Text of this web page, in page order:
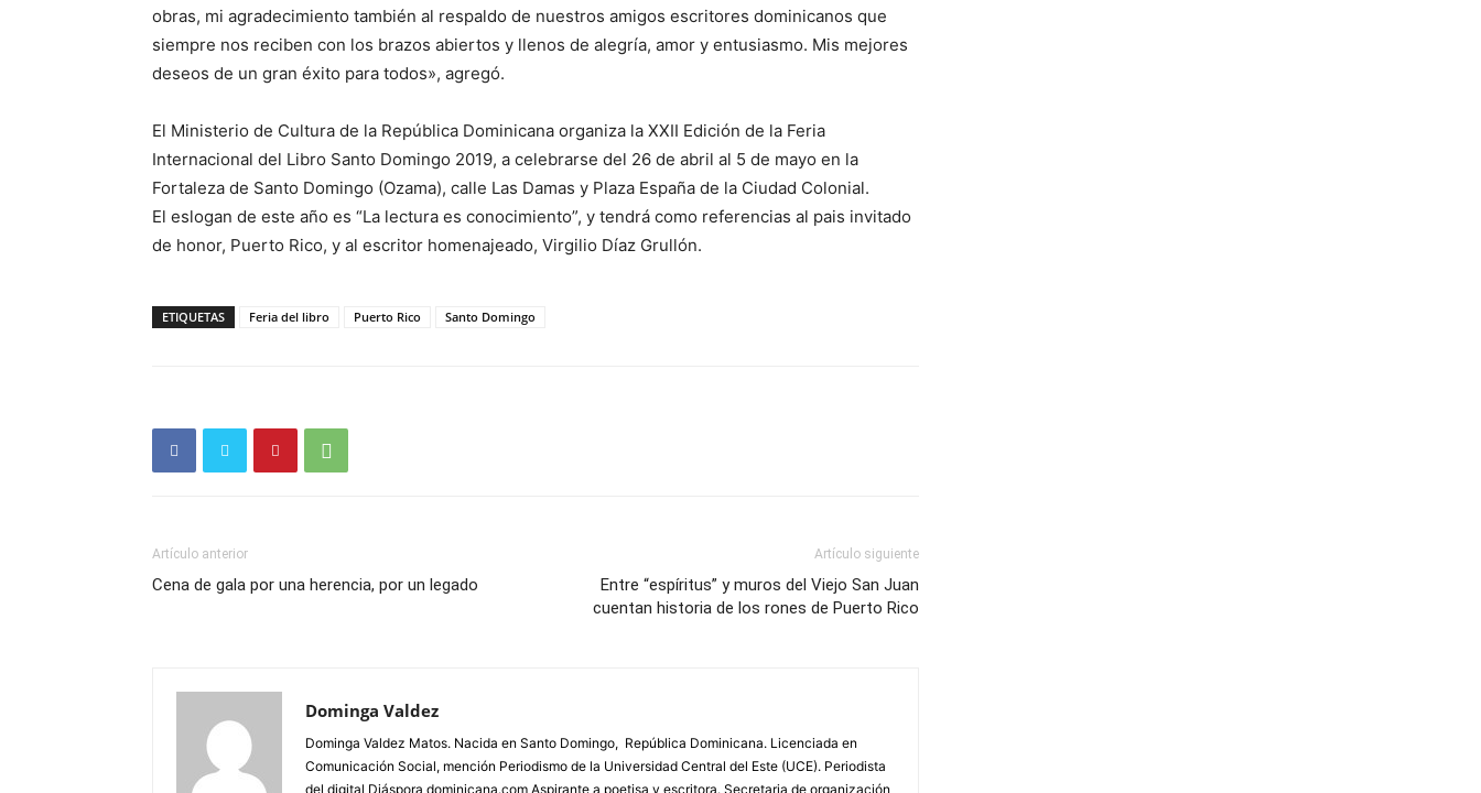
obras, mi agradecimiento también al respaldo de nuestros amigos escritores dominicanos que
siempre nos reciben con los brazos abiertos y llenos de alegría, amor y entusiasmo. Mis mejores
deseos de un gran éxito para todos», agregó.
El Ministerio de Cultura de la República Dominicana organiza la XXII Edición de la Feria
Internacional del Libro Santo Domingo 2019, a celebrarse del 26 de abril al 5 de mayo en la
Fortaleza de Santo Domingo (Ozama), calle Las Damas y Plaza España de la Ciudad Colonial.
El eslogan de este año es “La lectura es conocimiento”, y tendrá como referencias al pais invitado
de honor, Puerto Rico, y al escritor homenajeado, Virgilio Díaz Grullón.
ETIQUETAS Feria del libro Puerto Rico Santo Domingo
Artículo anterior
Cena de gala por una herencia, por un legado
Artículo siguiente
Entre “espíritus” y muros del Viejo San Juan
cuentan historia de los rones de Puerto Rico
Dominga Valdez
Dominga Valdez Matos. Nacida en Santo Domingo, República Dominicana. Licenciada en
Comunicación Social, mención Periodismo de la Universidad Central del Este (UCE). Periodista
del digital Diáspora dominicana.com Aspirante a poetisa y escritora. Secretaria de organización